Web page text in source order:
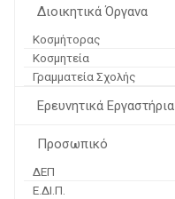
Διοικητικά Όργανα
Κοσμήτορας
Κοσμητεία
Γραμματεία Σχολής
Ερευνητικά Εργαστήρια
Προσωπικό
ΔΕΠ
Ε.ΔΙ.Π.